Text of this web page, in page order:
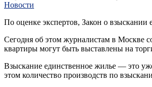
Новости
По оценке экспертов, Закон о взыскании
Сегодня об этом журналистам в Москве
квартиры могут быть выставлены на
Взыскание единственное жилье — это
этом количество производств по